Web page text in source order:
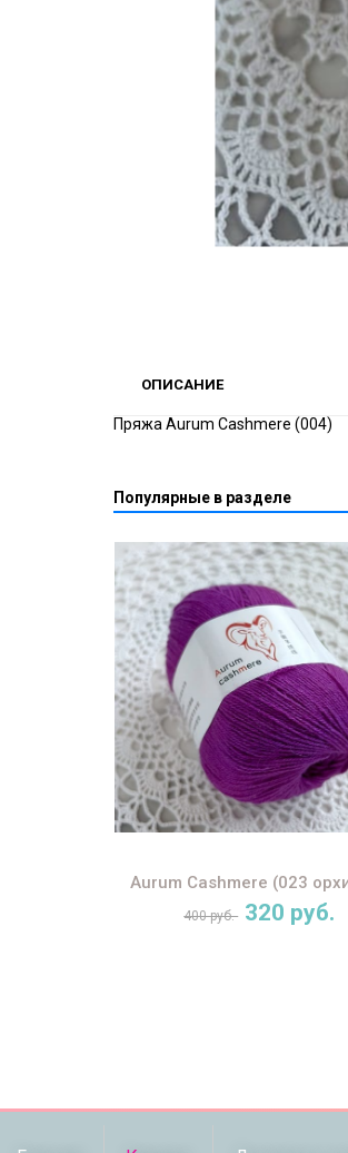
ОПИСАНИЕ
Пряжа Aurum Cashmere (004)
Популярные в разделе
Aurum Cashmere (023
400 руб. 320 руб.